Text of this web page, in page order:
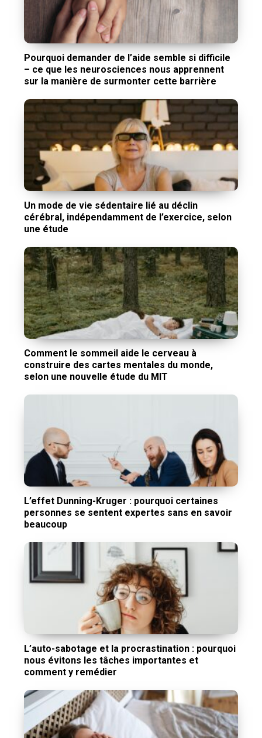
Pourquoi demander de l’aide semble si difficile
– ce que les neurosciences nous apprennent
sur la manière de surmonter cette barrière
Un mode de vie sédentaire lié au déclin
cérébral, indépendamment de l’exercice, selon
une étude
Comment le sommeil aide le cerveau à
construire des cartes mentales du monde,
selon une nouvelle étude du MIT
L’effet Dunning-Kruger : pourquoi certaines
personnes se sentent expertes sans en savoir
beaucoup
L’auto-sabotage et la procrastination : pourquoi
nous évitons les tâches importantes et
comment y remédier